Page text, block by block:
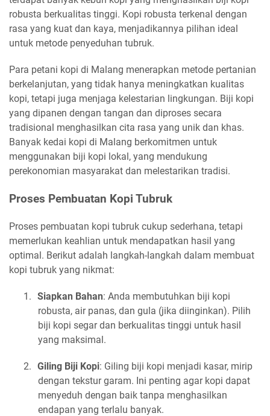
robusta berkualitas tinggi. Kopi robusta terkenal dengan
rasa yang kuat dan kaya, menjadikannya pilihan ideal
untuk metode penyeduhan tubruk.
Para petani kopi di Malang menerapkan metode pertanian
berkelanjutan, yang tidak hanya meningkatkan kualitas
kopi, tetapi juga menjaga kelestarian lingkungan. Biji kopi
yang dipanen dengan tangan dan diproses secara
tradisional menghasilkan cita rasa yang unik dan khas.
Banyak kedai kopi di Malang berkomitmen untuk
menggunakan biji kopi lokal, yang mendukung
perekonomian masyarakat dan melestarikan tradisi.
Proses Pembuatan Kopi Tubruk
Proses pembuatan kopi tubruk cukup sederhana, tetapi
memerlukan keahlian untuk mendapatkan hasil yang
optimal. Berikut adalah langkah-langkah dalam membuat
kopi tubruk yang nikmat:
1. Siapkan Bahan: Anda membutuhkan biji kopi
robusta, air panas, dan gula (jika diinginkan). Pilih
biji kopi segar dan berkualitas tinggi untuk hasil
yang maksimal.
2. Giling Biji Kopi: Giling biji kopi menjadi kasar, mirip
dengan tekstur garam. Ini penting agar kopi dapat
menyeduh dengan baik tanpa menghasilkan
endapan yang terlalu banyak.